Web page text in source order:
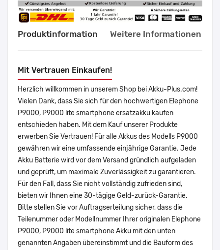
Produktinformation Weitere Informationen
Mit Vertrauen Einkaufen!
Herzlich willkommen in unserem Shop bei Akku-Plus.com!
Vielen Dank, dass Sie sich für den hochwertigen Elephone
P9000, P9000 lite smartphone ersatzakku kaufen
entschieden haben. Mit dem Kauf unserer Produkte
erwerben Sie Vertrauen! Für alle Akkus des Modells P9000
gewähren wir eine umfassende einjährige Garantie. Jede
Akku Batterie wird vor dem Versand gründlich aufgeladen
und geprüft, um maximale Zuverlässigkeit zu garantieren.
Für den Fall, dass Sie nicht vollständig zufrieden sind,
bieten wir Ihnen eine 30-tägige Geld-zurück-Garantie.
Bitte stellen Sie vor Auftragserteilung sicher, dass die
Teilenummer oder Modellnummer Ihrer originalen Elephone
P9000, P9000 lite smartphone Akku mit den unten
genannten Angaben übereinstimmt und die Bauform des